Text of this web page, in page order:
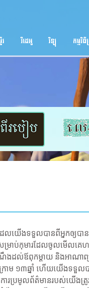
វីដេអូ វិទ្យុ កម្មវិធី
ដែលយើងទទួលបានពីអ្នកឲ្យ
ម្រាប់កុមារដែលចូលមើលគ
ងដល់ឪពុកម្តាយ និងអាណា
ក្រោម ១៣ឆ្នាំ ហើយយើងទ
ារប្រមូលព័ត៌មានរបស់យើង